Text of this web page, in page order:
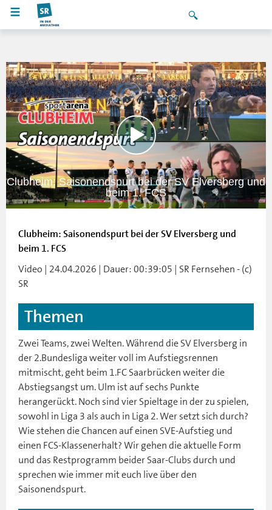
Clubheim: Saisonendspurt bei der SV Elversberg und
beim 1. FCS
Clubheim: Saisonendspurt bei der SV Elversberg und
beim 1. FCS
Video | 24.04.2026 | Dauer: 00:39:05 | SR Fernsehen - (c)
SR
Themen
Zwei Teams, zwei Welten. Während die SV Elversberg in
der 2.Bundesliga weiter voll im Aufstiegsrennen
mitmischt, geht beim 1.FC Saarbrücken weiter die
Abstiegsangst um. Ulm ist auf sechs Punkte
herangerückt. Noch sind vier Spieltage in der zu spielen,
sowohl in Liga 3 als auch in Liga 2. Wer setzt sich durch?
Wie stehen die Chancen auf einen SVE-Aufstieg und
einen FCS-Klassenerhalt? Wir gehen die aktuelle Form
und das Restprogramm beider Saar-Clubs durch und
sprechen wie immer mit euch live über den
Saisonendspurt.